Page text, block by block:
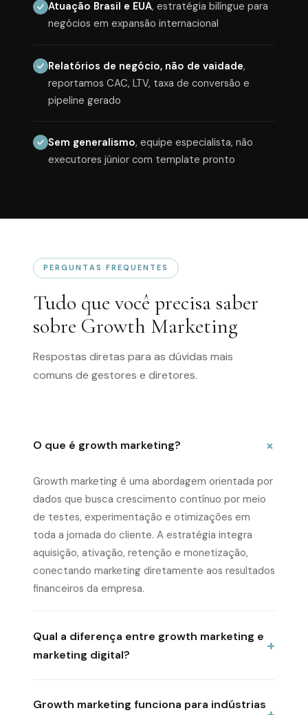
Atuação Brasil e EUA, estratégia bilíngue para
negócios em expansão internacional
Relatórios de negócio, não de vaidade,
reportamos CAC, LTV, taxa de conversão e
pipeline gerado
Sem generalismo, equipe especialista, não
executores júnior com template pronto
PERGUNTAS FREQUENTES
Tudo que você precisa saber
sobre Growth Marketing
Respostas diretas para as dúvidas mais
comuns de gestores e diretores.
O que é growth marketing?
Growth marketing é uma abordagem orientada por
dados que busca crescimento contínuo por meio
de testes, experimentação e otimizações em
toda a jornada do cliente. A estratégia integra
aquisição, ativação, retenção e monetização,
conectando marketing diretamente aos resultados
financeiros da empresa.
Qual a diferença entre growth marketing e
marketing digital?
Growth marketing funciona para indústrias